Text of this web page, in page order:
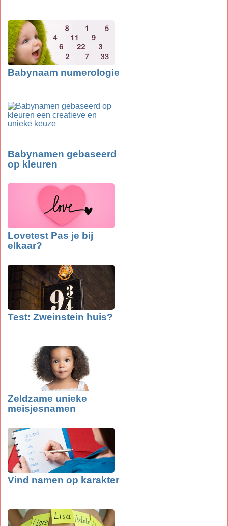
Babynaam numerologie
Babynamen gebaseerd
op kleuren
Lovetest Pas je bij
elkaar?
Test: Zweinstein huis?
Zeldzame unieke
meisjesnamen
Vind namen op karakter